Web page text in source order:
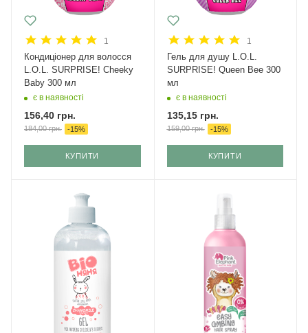
1
Кондиціонер для волосся
L.O.L. SURPRISE! Cheeky
Baby 300 мл
є в наявності
156,40 грн.
184,00грн. -15%
КУПИТИ
1
Гель для душу L.O.L.
SURPRISE! Queen Bee 300
мл
є в наявності
135,15грн.
159,00грн. -15%
КУПИТИ